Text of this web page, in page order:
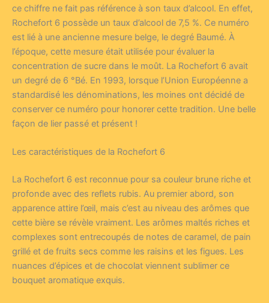
ce chiffre ne fait pas référence à son taux d’alcool. En effet,
Rochefort 6 possède un taux d’alcool de 7,5 %. Ce numéro
est lié à une ancienne mesure belge, le degré Baumé. À
l’époque, cette mesure était utilisée pour évaluer la
concentration de sucre dans le moût. La Rochefort 6 avait
un degré de 6 °Bé. En 1993, lorsque l’Union Européenne a
standardisé les dénominations, les moines ont décidé de
conserver ce numéro pour honorer cette tradition. Une belle
façon de lier passé et présent !
Les caractéristiques de la Rochefort 6
La Rochefort 6 est reconnue pour sa couleur brune riche et
profonde avec des reflets rubis. Au premier abord, son
apparence attire l’œil, mais c’est au niveau des arômes que
cette bière se révèle vraiment. Les arômes maltés riches et
complexes sont entrecoupés de notes de caramel, de pain
grillé et de fruits secs comme les raisins et les figues. Les
nuances d’épices et de chocolat viennent sublimer ce
bouquet aromatique exquis.